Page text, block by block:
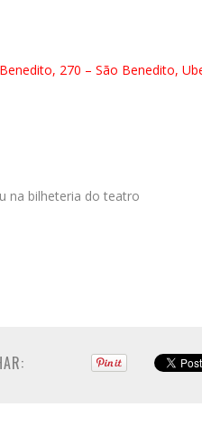
270 – São Benedito,
na bilheteria do teatro